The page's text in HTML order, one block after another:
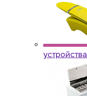
устройства